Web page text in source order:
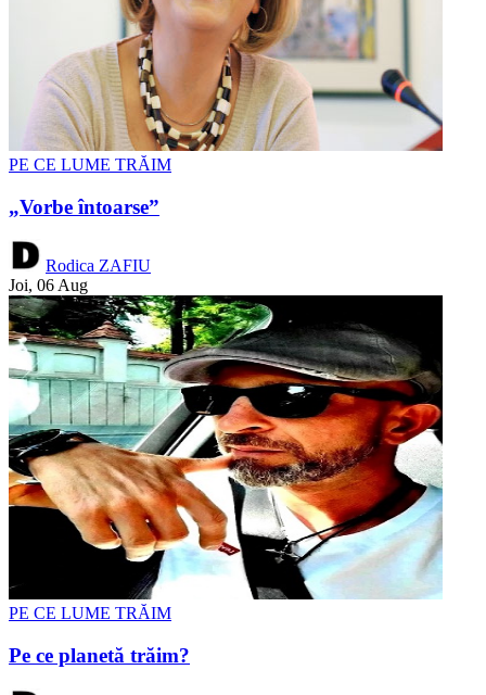
PE CE LUME TRĂIM
„Vorbe întoarse”
Rodica ZAFIU
Joi, 06 Aug
PE CE LUME TRĂIM
Pe ce planetă trăim?